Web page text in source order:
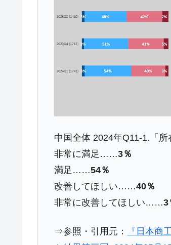
中国全体 2024年Q11-1.「
非常に満足……3％
満足……54％
改善してほしい……40％
非常に改善してほしい……3
⇒参照・引用元：
『日本商